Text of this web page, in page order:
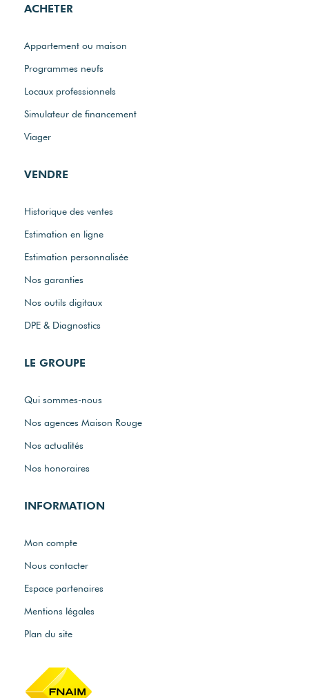
ACHETER
Appartement ou maison
Programmes neufs
Locaux professionnels
Simulateur de financement
Viager
VENDRE
Historique des ventes
Estimation en ligne
Estimation personnalisée
Nos garanties
Nos outils digitaux
DPE & Diagnostics
LE GROUPE
Qui sommes-nous
Nos agences Maison Rouge
Nos actualités
Nos honoraires
INFORMATION
Mon compte
Nous contacter
Espace partenaires
Mentions légales
Plan du site